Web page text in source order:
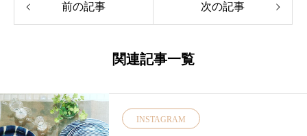
前の記事 次の記事
関連記事一覧
INSTAGRAM